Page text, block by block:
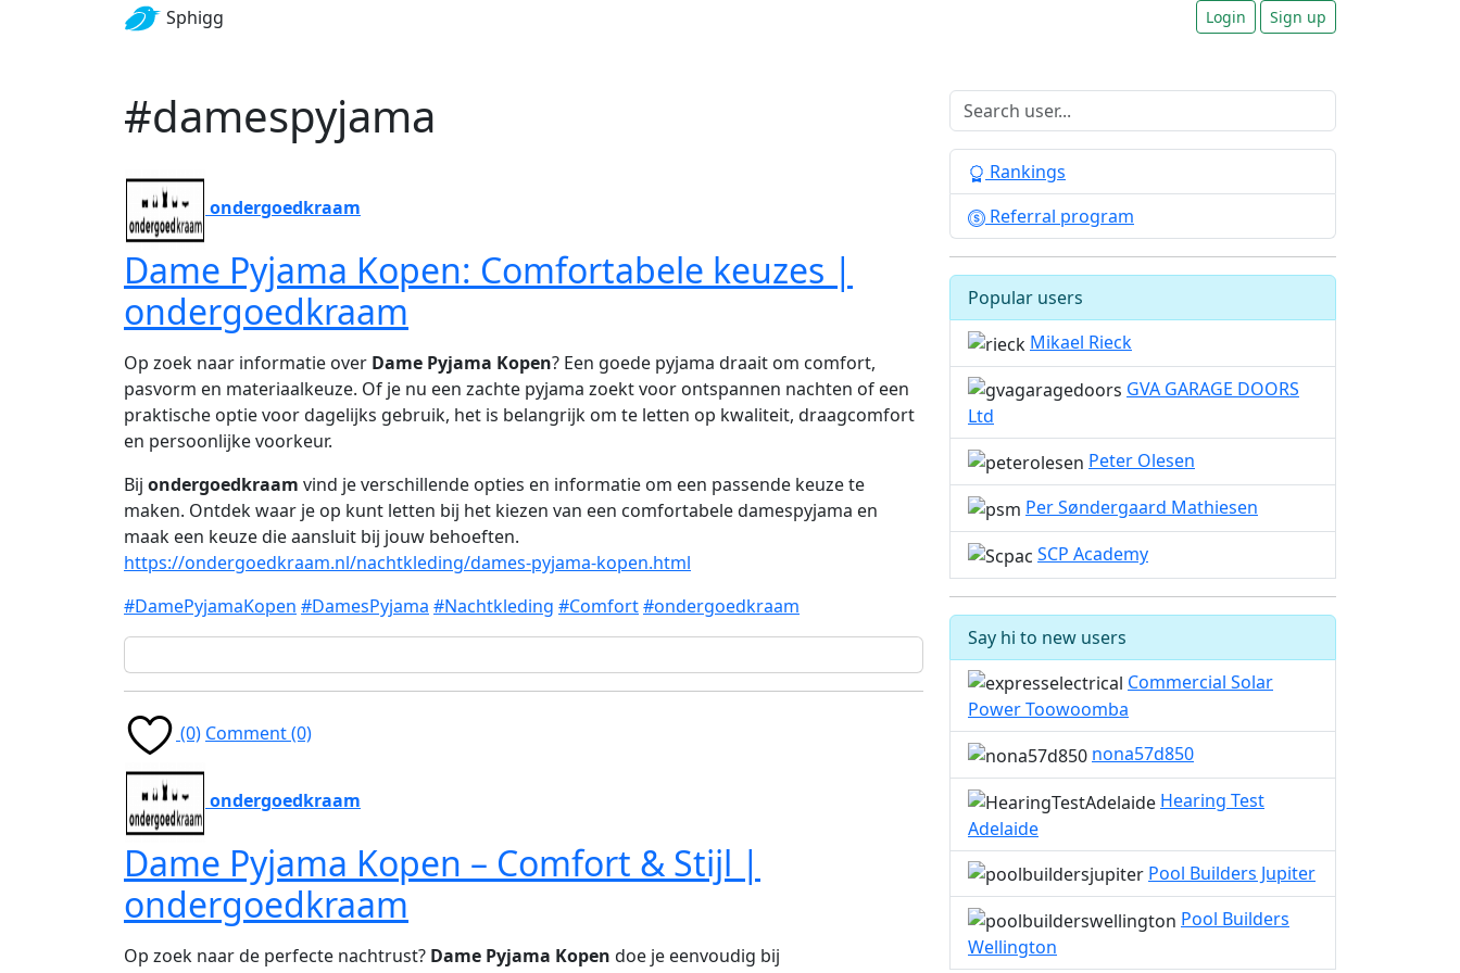
Sphigg Login Sign up
#damespyjama
ondergoedkraam
Dame Pyjama Kopen: Comfortabele keuzes |
ondergoedkraam
Op zoek naar informatie over Dame Pyjama Kopen? Een goede pyjama draait om comfort,
pasvorm en materiaalkeuze. Of je nu een zachte pyjama zoekt voor ontspannen nachten of een
praktische optie voor dagelijks gebruik, het is belangrijk om te letten op kwaliteit, draagcomfort
en persoonlijke voorkeur.
Bij ondergoedkraam vind je verschillende opties en informatie om een passende keuze te
maken. Ontdek waar je op kunt letten bij het kiezen van een comfortabele damespyjama en
maak een keuze die aansluit bij jouw behoeften.
https://ondergoedkraam.nl/nachtkleding/dames-pyjama-kopen.html
#DamePyjamaKopen #DamesPyjama #Nachtkleding #Comfort#ondergoedkraam
(0) Comment (0)
ondergoedkraam
Dame Pyjama Kopen – Comfort & Stijl |
ondergoedkraam
Op zoek naar de perfecte nachtrust? Dame Pyjama Kopen doe je eenvoudig bij
Rankings
Referral program
Popular users
Mikael Rieck
GVA GARAGE DOORS
Ltd
Peter Olesen
Per Søndergaard Mathiesen
SCP Academy
Say hi to new users
Commercial Solar
Power Toowoomba
nona57d850
Hearing Test
Adelaide
Pool Builders Jupiter
Pool Builders
Wellington